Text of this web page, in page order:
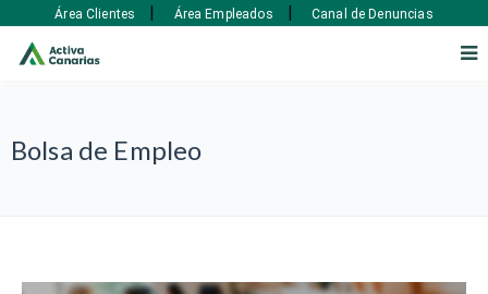
Bolsa de Empleo
Área Clientes | Área Empleados | Canal de Denuncias